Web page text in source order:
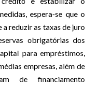
espera-se que o
a reduzir as taxas de juro
obrigatórias dos
para empréstimos,
empresas, além de
de financiamento